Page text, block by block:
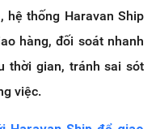
hệ thống Haravan Ship
hàng, đối soát nhanh
thời gian, tránh sai sót
việc.